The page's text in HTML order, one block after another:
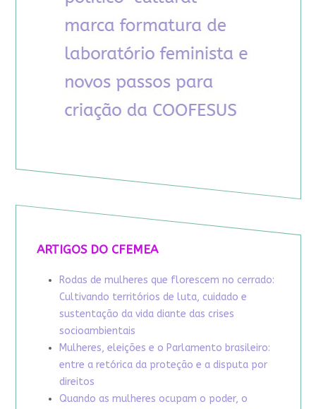
ARTIGOS DO CFEMEA
Rodas de mulheres que florescem no cerrado:
Cultivando territórios de luta, cuidado e
sustentação da vida diante das crises
socioambientais
Mulheres, eleições e o Parlamento brasileiro:
entre a retórica da proteção e a disputa por
direitos
Quando as mulheres ocupam o poder, o